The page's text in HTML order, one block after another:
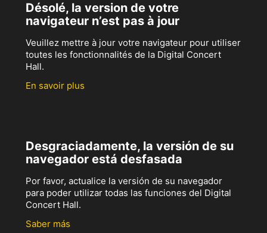
Désolé, la version de votre
navigateur n’est pas à jour
Veuillez mettre à jour votre navigateur pour utiliser
toutes les fonctionnalités de la Digital Concert
Hall.
En savoir plus
Desgraciadamente, la versión de su
navegador está desfasada
Por favor, actualice la versión de su navegador
para poder utilizar todas las funciones del Digital
Concert Hall.
Saber más